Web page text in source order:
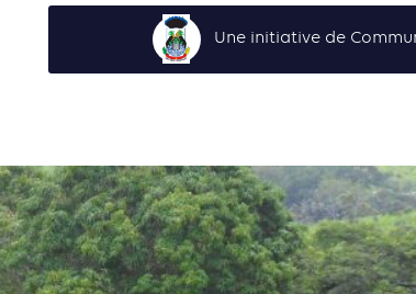
Une initiative de